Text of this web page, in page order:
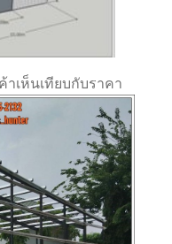
เห็นเทียบกับราคา